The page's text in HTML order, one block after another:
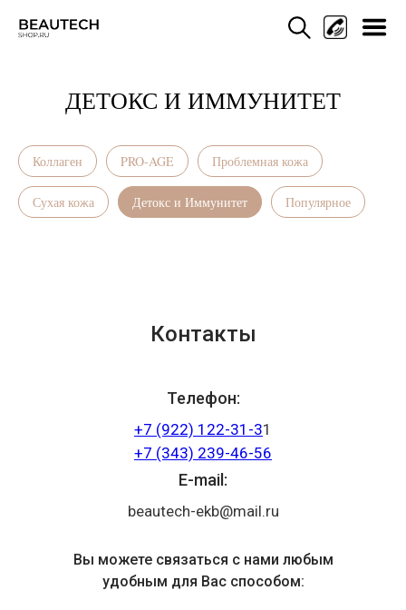
ДЕТОКС И ИММУНИТЕТ
Коллаген PRO-AGE Проблемная кожа
Сухая кожа Детокс и Иммунитет Популярное
Контакты
Телефон:
+7 (922) 122-31-31
+7 (343) 239-46-56
E-mail:
beautech-ekb@mail.ru
Вы можете связаться с нами любым
удобным для Вас способом: